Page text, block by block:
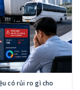
có rủi ro gì cho